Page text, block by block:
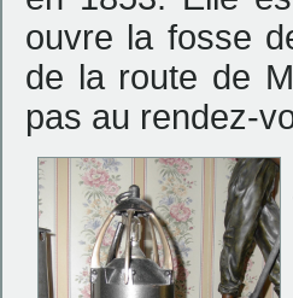
ouvre la fosse
de la route de
pas au rendez-